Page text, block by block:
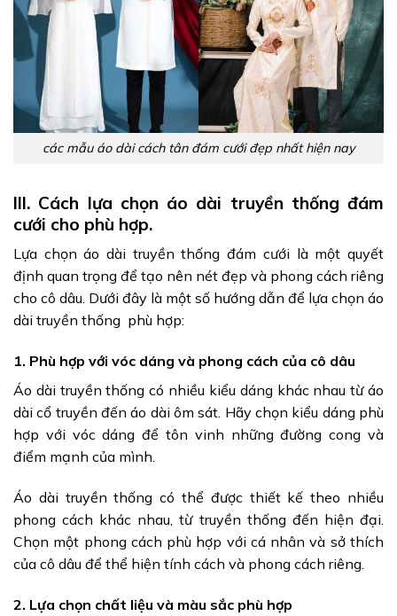
các mẫu áo dài cách tân đám cưới đẹp nhất hiện nay
III. Cách lựa chọn áo dài truyền thống đám
cưới cho phù hợp.
Lựa chọn áo dài truyền thống đám cưới là một quyết
định quan trọng để tạo nên nét đẹp và phong cách riêng
cho cô dâu. Dưới đây là một số hướng dẫn để lựa chọn áo
dài truyền thống phù hợp:
1. Phù hợp với vóc dáng và phong cách của cô dâu
Áo dài truyền thống có nhiều kiểu dáng khác nhau từ áo
dài cổ truyền đến áo dài ôm sát. Hãy chọn kiểu dáng phù
hợp với vóc dáng để tôn vinh những đường cong và
điểm mạnh của mình.
Áo dài truyền thống có thể được thiết kế theo nhiều
phong cách khác nhau, từ truyền thống đến hiện đại.
Chọn một phong cách phù hợp với cá nhân và sở thích
của cô dâu để thể hiện tính cách và phong cách riêng.
2. Lựa chọn chất liệu và màu sắc phù hợp